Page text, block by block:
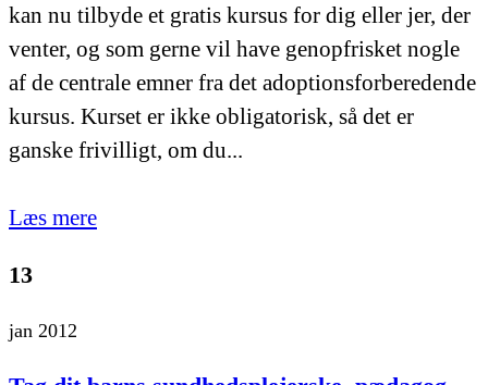
kan nu tilbyde et gratis kursus for dig eller jer, der
venter, og som gerne vil have genopfrisket nogle
af de centrale emner fra det adoptionsforberedende
kursus. Kurset er ikke obligatorisk, så det er
ganske frivilligt, om du...
Læs mere
13
jan 2012